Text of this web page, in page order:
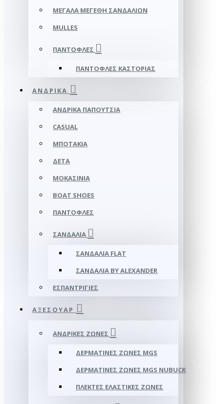
ΜΕΓΆΛΑ ΜΕΓΈΘΗ ΣΑΝΔΑΛΙΏΝ
MULLES
ΠΑΝΤΌΦΛΕΣ
ΠΑΝΤΌΦΛΕΣ ΚΑΣΤΟΡΙΆΣ
ΑΝΔΡΙΚΆ
ΑΝΔΡΙΚΆ ΠΑΠΟΎΤΣΙΑ
CASUAL
ΜΠΟΤΆΚΙΑ
ΔΕΤΆ
ΜΟΚΑΣΊΝΙΑ
BOAT SHOES
ΠΑΝΤΌΦΛΕΣ
ΣΑΝΔΆΛΙΑ
ΣΑΝΔΆΛΙΑ FLAT
ΣΑΝΔΆΛΙΑ BY ALEXANDER
ΕΣΠΑΝΤΡΊΓΙΕΣ
ΑΞΕΣΟΥΑΡ
ΑΝΔΡΙΚΈΣ ΖΏΝΕΣ
ΔΕΡΜΆΤΙΝΕΣ ΖΏΝΕΣ MGS
ΔΕΡΜΆΤΙΝΕΣ ΖΏΝΕΣ MGS NUBUCK
ΠΛΕΚΤΈΣ ΕΛΑΣΤΙΚΈΣ ΖΏΝΕΣ